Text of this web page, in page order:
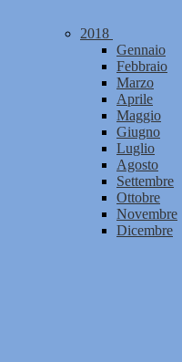
2018
Gennaio
Febbraio
Marzo
Aprile
Maggio
Giugno
Luglio
Agosto
Settembre
Ottobre
Novembre
Dicembre